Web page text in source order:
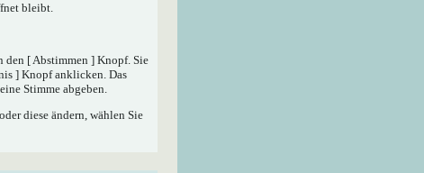
bleibt.
den [ Abstimmen ] Knopf. Sie
] Knopf anklicken. Das
Stimme abgeben.
diese ändern, wählen Sie